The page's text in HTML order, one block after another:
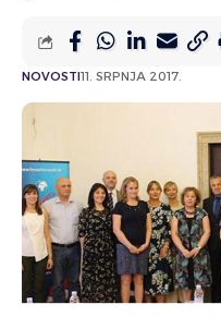
NOVOSTI11. SRPNJA 2017.